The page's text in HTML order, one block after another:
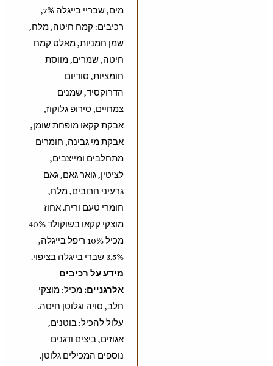
מים, שבריי בייגלה 7%,
רכיבים: קמח חיטה, מלח,
שמן חמניות, מאלט קמח
חיטה, שמרים, מווסת
חומציות, סודיום
הדרוקסיד, שמנים
צמחיים, סירופ גלוקוז,
אבקת קקאו מופחת שומן,
אבקת מי גבינה, חומרים
מתחלבים ומייצבים,
לציטין, גואר גאם, גאם
גרעיני חרובים, מלח,
חומרי טעם וריח. אחוז
מוצקי קקאו בשוקולד 40%
מכיל 10% ריפל בייגלה,
3.5% שברי בייגלה בציפוי.
מידע על רכיבים
אלרגניים:מכיל: מוצקי
חלב, סויה וגלוטן חיטה.
עלול להכיל: בוטנים,
אגוזים, ביצים ודגנים
נוספים המכילים גלוטן.